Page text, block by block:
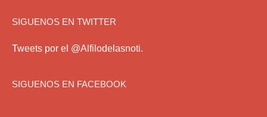
SIGUENOS EN TWITTER
Tweets por el @Alfilodelasnoti.
SIGUENOS EN FACEBOOK